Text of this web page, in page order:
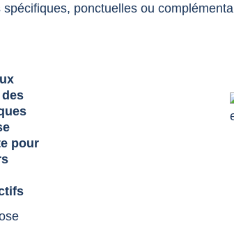
spécifiques, ponctuelles ou
pour